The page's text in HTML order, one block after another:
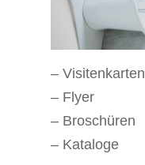
– Visitenkarten
– Flyer
– Broschüren
– Kataloge